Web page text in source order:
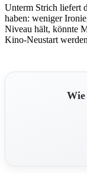
Unterm Strich liefert
haben: weniger
Niveau hält, könnte
Kino-Neustart